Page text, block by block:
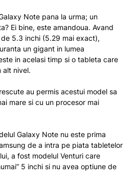
Note pana la urma; un
Ei bine, este amandoua. Avand
5.3 inchi (5.29 mai exact),
un gigant in lumea
in acelasi timp si o tableta care
alt nivel.
au permis acestui model sa
mare si cu un procesor mai
Galaxy Note nu este prima
de a intra pe piata tabletelor
a fost modelul Venturi care
5 inchi si nu avea optiune de